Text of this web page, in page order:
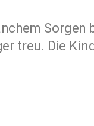
Sorgen
treu. Die